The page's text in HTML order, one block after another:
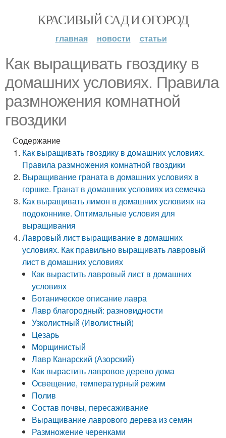
КРАСИВЫЙ САД И ОГОРОД
главная новости статьи
Как выращивать гвоздику в
домашних условиях. Правила
размножения комнатной
гвоздики
Содержание
Как выращивать гвоздику в домашних условиях.
Правила размножения комнатной гвоздики
Выращивание граната в домашних условиях в
горшке. Гранат в домашних условиях из семечка
Как выращивать лимон в домашних условиях на
подоконнике. Оптимальные условия для
выращивания
Лавровый лист выращивание в домашних
условиях. Как правильно выращивать лавровый
лист в домашних условиях
Как вырастить лавровый лист в домашних
условиях
Ботаническое описание лавра
Лавр благородный: разновидности
Узколистный (Иволистный)
Цезарь
Морщинистый
Лавр Канарский (Азорский)
Как вырастить лавровое дерево дома
Освещение, температурный режим
Полив
Состав почвы, пересаживание
Выращивание лаврового дерева из семян
Размножение черенками